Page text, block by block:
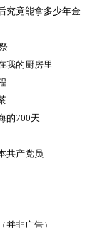
究竟能拿多少年金
我的厨房里
的700天
共产党员
并非广告）